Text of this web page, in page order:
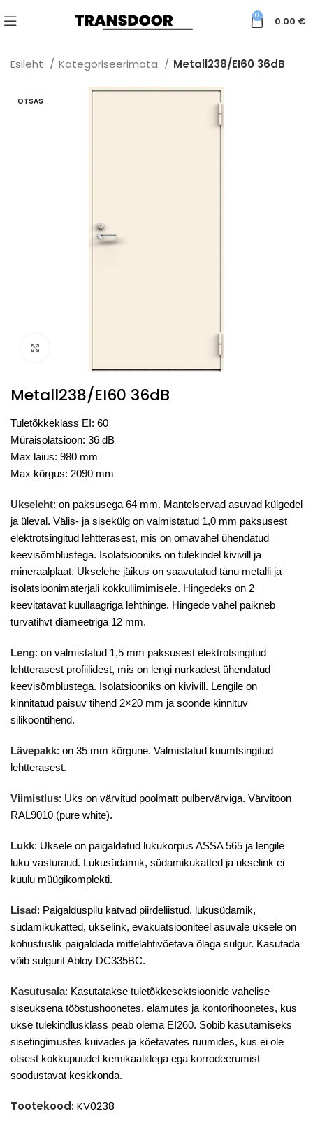
0 0.00 €
Esileht Kategoriseerimata Metall238/EI60 36dB
OTSAS
Metall238/EI60 36dB
Tuletõkkeklass EI: 60
Müraisolatsioon: 36 dB
Max laius: 980 mm
Max kõrgus: 2090 mm
Ukseleht: on paksusega 64 mm. Mantelservad asuvad külgedel
ja üleval. Välis- ja sisekülg on valmistatud 1,0 mm paksusest
elektrotsingitud lehtterasest, mis on omavahel ühendatud
keevisõmblustega. Isolatsiooniks on tulekindel kivivill ja
mineraalplaat. Ukselehe jäikus on saavutatud tänu metalli ja
isolatsioonimaterjali kokkuliimimisele. Hingedeks on 2
keevitatavat kuullaagriga lehthinge. Hingede vahel paikneb
turvatihvt diameetriga 12 mm.
Leng: on valmistatud 1,5 mm paksusest elektrotsingitud
lehtterasest profiilidest, mis on lengi nurkadest ühendatud
keevisõmblustega. Isolatsiooniks on kivivill. Lengile on
kinnitatud paisuv tihend 2×20 mm ja soonde kinnituv
silikoontihend.
Lävepakk: on 35 mm kõrgune. Valmistatud kuumtsingitud
lehtterasest.
Viimistlus: Uks on värvitud poolmatt pulbervärviga. Värvitoon
RAL9010 (pure white).
Lukk: Uksele on paigaldatud lukukorpus ASSA 565 ja lengile
luku vasturaud. Lukusüdamik, südamikukatted ja ukselink ei
kuulu müügikomplekti.
Lisad: Paigalduspilu katvad piirdeliistud, lukusüdamik,
südamikukatted, ukselink, evakuatsiooniteel asuvale uksele on
kohustuslik paigaldada mittelahtivõetava õlaga sulgur. Kasutada
võib sulgurit Abloy DC335BC.
Kasutusala: Kasutatakse tuletõkkesektsioonide vahelise
siseuksena tööstushoonetes, elamutes ja kontorihoonetes, kus
ukse tulekindlusklass peab olema EI260. Sobib kasutamiseks
sisetingimustes kuivades ja köetavates ruumides, kus ei ole
otsest kokkupuudet kemikaalidega ega korrodeerumist
soodustavat keskkonda.
Tootekood: KV0238